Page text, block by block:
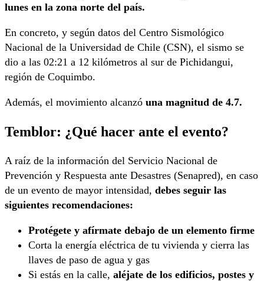
lunes en la zona norte del país.
En concreto, y según datos del Centro Sismológico
Nacional de la Universidad de Chile (CSN), el sismo se
dio a las 02:21 a 12 kilómetros al sur de Pichidangui,
región de Coquimbo.
Además, el movimiento alcanzó una magnitud de 4.7.
Temblor: ¿Qué hacer ante el evento?
A raíz de la información del Servicio Nacional de
Prevención y Respuesta ante Desastres (Senapred), en caso
de un evento de mayor intensidad, debes seguir las
siguientes recomendaciones:
Protégete y afírmate debajo de un elemento firme
Corta la energía eléctrica de tu vivienda y cierra las
llaves de paso de agua y gas
Si estás en la calle, aléjate de los edificios, postes y